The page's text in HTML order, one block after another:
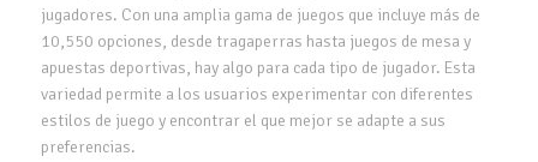
jugadores. Con una amplia gama de juegos que incluye más de
10,550 opciones, desde tragaperras hasta juegos de mesa y
apuestas deportivas, hay algo para cada tipo de jugador. Esta
variedad permite a los usuarios experimentar con diferentes
estilos de juego y encontrar el que mejor se adapte a sus
preferencias.